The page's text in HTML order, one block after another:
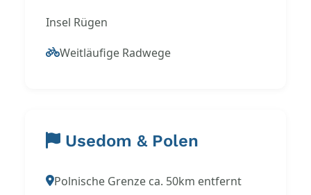
Insel Rügen
Weitläufige Radwege
Usedom & Polen
Polnische Grenze ca. 50km entfernt